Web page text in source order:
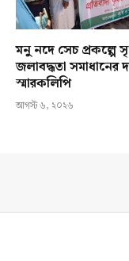
মনু নদে সেচ প্রকল্পে
জলাবদ্ধতা সমাধানের
স্মারকলিপি
আগস্ট ৬, ২০২৬